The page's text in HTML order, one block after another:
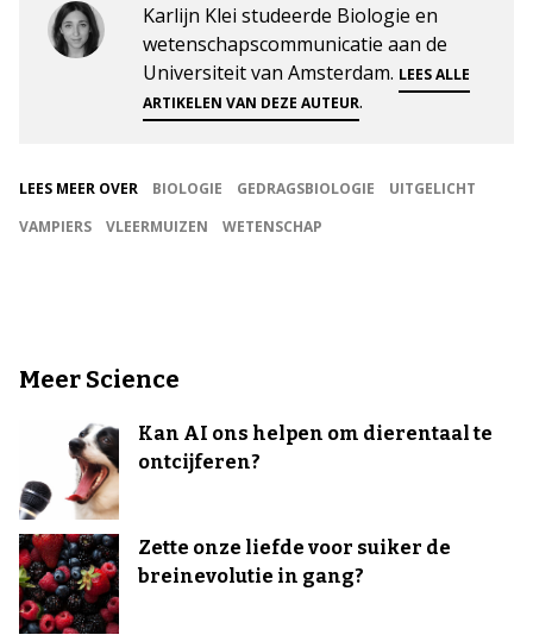
Karlijn Klei studeerde Biologie en
wetenschapscommunicatie aan de
Universiteit van Amsterdam. LEES ALLE
ARTIKELEN VAN DEZE AUTEUR.
LEES MEER OVER BIOLOGIE GEDRAGSBIOLOGIE
UITGELICHT
VAMPIERS
VLEERMUIZEN WETENSCHAP
Meer Science
Kan AI ons helpen om dierentaal te
ontcijferen?
Zette onze liefde voor suiker de
breinevolutie in gang?